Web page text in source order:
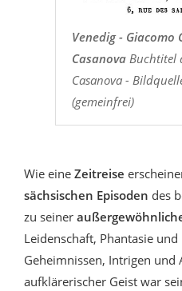
Venedig - Giacomo
CasanovaBuchtitel
Casanova -
(gemeinfrei)
Wie eine Zeitreise
sächsischen Episoden des
zu seiner
Leidenschaft, Phantasie
Geheimnissen, Intrigen und
aufklärerischer Geist war